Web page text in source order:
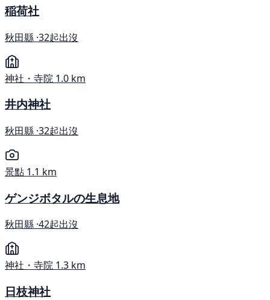
稲荷社
秋田縣 ·32起出沒
神社・寺院 1.0 km
井内神社
秋田縣 ·32起出沒
景點 1.1 km
ゲンジボタルの生息地
秋田縣 ·42起出沒
神社・寺院 1.3 km
日枝神社